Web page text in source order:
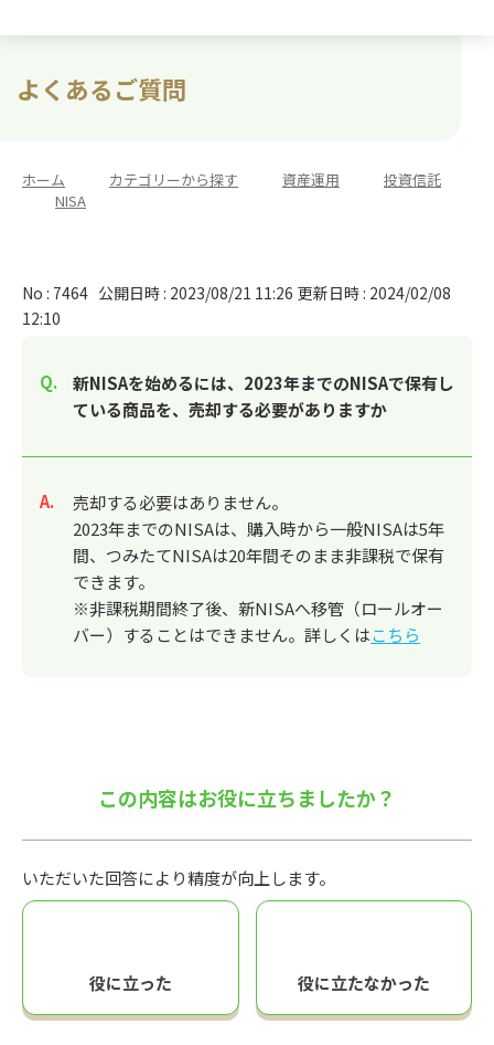
よくあるご質問
ホーム カテゴリーから探す 資産運用
投資信託
NISA
No : 7464 公開日時 : 2023/08/21 11:26 更新日時 : 2024/02/08
12:10
新NISAを始めるには、2023年までのNISAで保有し
ている商品を、売却する必要がありますか
回答
売却する必要はありません。
2023年までのNISAは、購入時から一般NISAは5年
間、つみたてNISAは20年間そのまま非課税で保有
できます。
※非課税期間終了後、新NISAへ移管（ロールオー
バー）することはできません。詳しくはこちら
この内容はお役に立ちましたか？
いただいた回答により精度が向上します。
役に立った 役に立たなかった